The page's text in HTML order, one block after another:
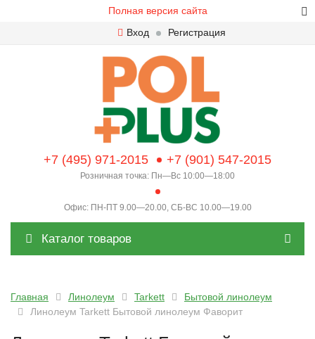
Полная версия сайта
Вход
Регистрация
+7 (495) 971-2015 +7 (901) 547-2015
Розничная точка: Пн—Вс 10:00—18:00
Офис: ПН-ПТ 9.00—20.00, СБ-ВС 10.00—19.00
Каталог товаров
Главная Линолеум Tarkett
Бытовой линолеум
Линолеум Tarkett Бытовой линолеум Фаворит